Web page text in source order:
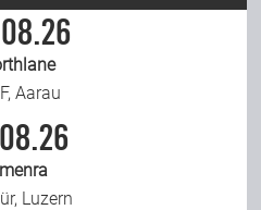
Aarau
Luzern